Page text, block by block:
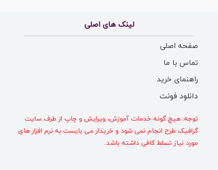
لینک های اصلی
صفحه اصلی
تماس با ما
راهنمای خرید
دانلود فونت
توجه: هیچ گونه خدمات آموزش، ویرایش و چاپ از طرف سایت
گرافیک طرح انجام نمی شود و خریدار می بایست به نرم افزار های
مورد نیاز تسلط کافی داشته باشد.